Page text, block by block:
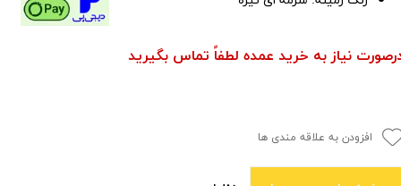
نیاز به خرید عمده لطفاً تماس بگیرید
افزودن به علاقه مندی ها